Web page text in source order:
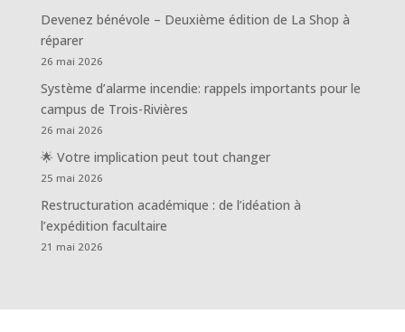
Devenez bénévole – Deuxième édition de La Shop à
réparer
26 mai 2026
Système d’alarme incendie: rappels importants pour le
campus de Trois-Rivières
26 mai 2026
🌟 Votre implication peut tout changer
25 mai 2026
Restructuration académique : de l’idéation à
l’expédition facultaire
21 mai 2026